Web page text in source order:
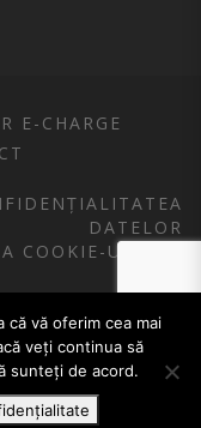
E-CHARGE
DATELOR
COOKIE-URILOR
că vă oferim cea mai
veți continua să
sunteți de acord.